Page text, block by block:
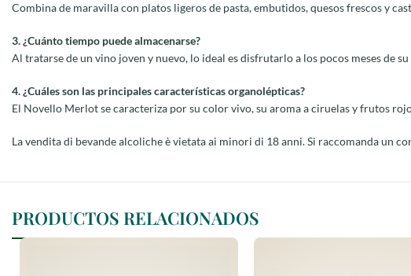
Combina de maravilla con platos ligeros de pasta, embutidos, quesos frescos y
3. ¿Cuánto tiempo puede almacenarse?
Al tratarse de un vino joven y nuevo, lo ideal es disfrutarlo a los pocos meses de
4. ¿Cuáles son las principales características organolépticas?
El Novello Merlot se caracteriza por su color vivo, su aroma a ciruelas y frutos
La vendita di bevande alcoliche è vietata ai minori di 18 anni. Si raccomanda un
PRODUCTOS RELACIONADOS